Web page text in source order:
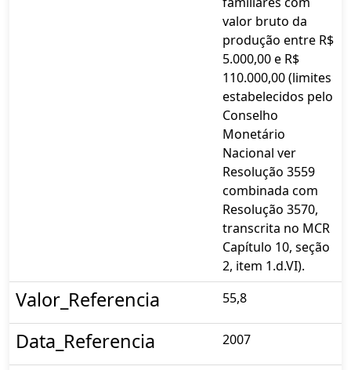
valor bruto da
produção entre R$
5.000,00 e R$
110.000,00 (limites
estabelecidos pelo
Conselho
Monetário
Nacional ver
Resolução 3559
combinada com
Resolução 3570,
transcrita no MCR
Capítulo 10, seção
2, item 1.d.VI).
Valor_Referencia 55,8
Data_Referencia 2007